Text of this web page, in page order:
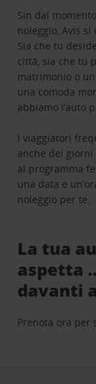
Sin dal
noleggio, Avis
Sia che tu
città, sia che tu
matrimonio o
una comoda
abbiamo l’auto
I viaggiatori
anche dei
al programma
una data e
noleggio per te.
La tua
aspetta
davanti
Prenota ora per